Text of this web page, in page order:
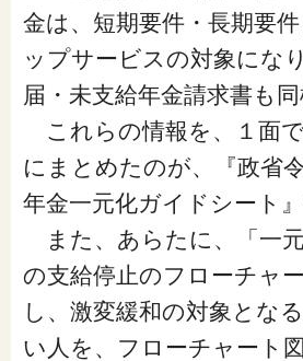
金は、短期要件・長期要
ップサービスの対象にな
届・未支給年金請求書も同
これらの情報を、１面
にまとめたのが、『政省
年金一元化ガイドシート』
また、あらたに、「一
の支給停止のフローチャ
し、激変緩和の対象とな
い人を、フローチャート